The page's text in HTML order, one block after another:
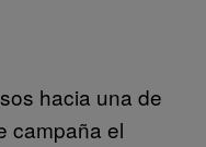
hacia una de
campaña el